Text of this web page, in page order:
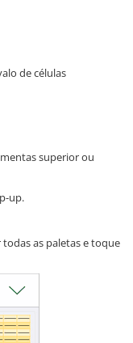
de células
superior ou
up.
as paletas e toque